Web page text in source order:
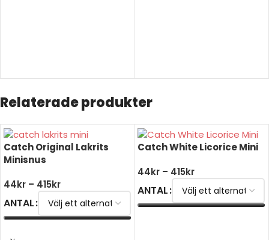
Relaterade produkter
Catch Original Lakrits
Minisnus
44kr – 415kr
ANTAL
Catch White Licorice Mini
44kr – 415kr
ANTAL